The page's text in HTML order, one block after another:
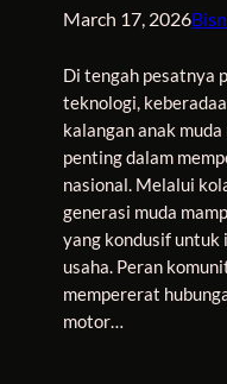
March 17, 2026
Di tengah pesatnya
teknologi,
kalangan anak
penting dalam
nasional. Melalui
generasi muda
yang kondusif untuk
usaha. Peran
mempererat
motor…